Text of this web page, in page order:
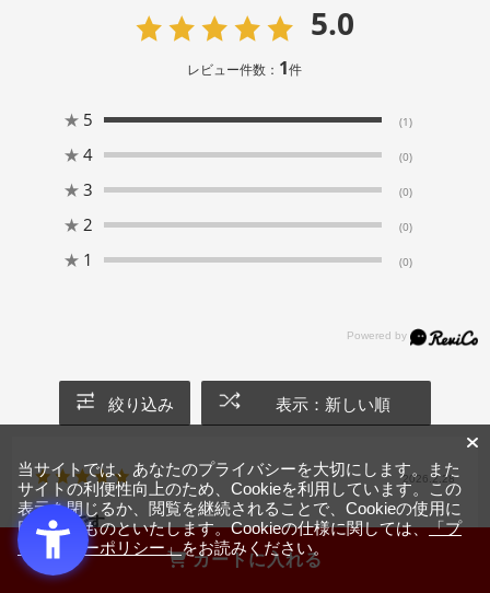
カートに入れる
5.0
レビュー件数： 1件
★ 5 (1)
★ 4 (0)
★ 3 (0)
★ 2 (0)
★ 1 (0)
絞り込み 表示：新しい順
2026.2.28
満足です。
サイズ：シングル カラー：ナチュラル
当サイトでは、あなたのプライバシーを大切にします。また
サイトの利便性向上のため、Cookieを利用しています。この
表示を閉じるか、閲覧を継続されることで、Cookieの使用に
同意するものといたします。Cookieの仕様に関しては、「プ
ライバシーポリシー」をお読みください。